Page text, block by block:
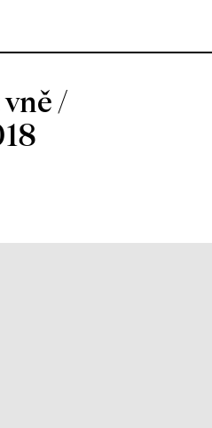
zatím nemáte žádné položky.
/